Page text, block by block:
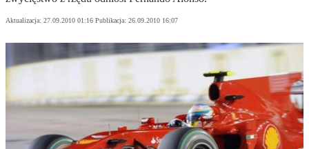
Aktualizacja: 27.09.2010 01:16 Publikacja: 26.09.2010 16:07